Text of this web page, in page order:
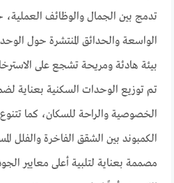
تدمج بين الجمال والوظائف
الواسعة والحدائق المنتشرة حول
بيئة هادئة ومريحة تشجع على
تم توزيع الوحدات السكنية بعناية
الخصوصية والراحة للسكان، كما
الكمبوند بين الشقق الفاخرة والفلل
مصممة بعناية لتلبية أعلى معايير